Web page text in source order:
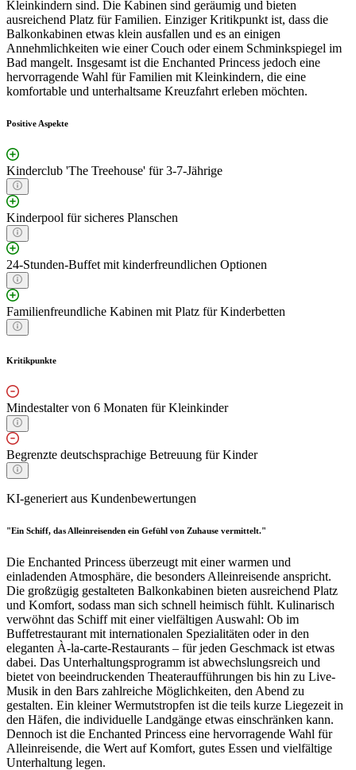
Kleinkindern sind. Die Kabinen sind geräumig und bieten
ausreichend Platz für Familien. Einziger Kritikpunkt ist, dass die
Balkonkabinen etwas klein ausfallen und es an einigen
Annehmlichkeiten wie einer Couch oder einem Schminkspiegel im
Bad mangelt. Insgesamt ist die Enchanted Princess jedoch eine
hervorragende Wahl für Familien mit Kleinkindern, die eine
komfortable und unterhaltsame Kreuzfahrt erleben möchten.
Positive Aspekte
Kinderclub 'The Treehouse' für 3-7-Jährige
Kinderpool für sicheres Planschen
24-Stunden-Buffet mit kinderfreundlichen Optionen
Familienfreundliche Kabinen mit Platz für Kinderbetten
Kritikpunkte
Mindestalter von 6 Monaten für Kleinkinder
Begrenzte deutschsprachige Betreuung für Kinder
KI-generiert aus Kundenbewertungen
"Ein Schiff, das Alleinreisenden ein Gefühl von Zuhause vermittelt."
Die Enchanted Princess überzeugt mit einer warmen und
einladenden Atmosphäre, die besonders Alleinreisende anspricht.
Die großzügig gestalteten Balkonkabinen bieten ausreichend Platz
und Komfort, sodass man sich schnell heimisch fühlt. Kulinarisch
verwöhnt das Schiff mit einer vielfältigen Auswahl: Ob im
Buffetrestaurant mit internationalen Spezialitäten oder in den
eleganten À-la-carte-Restaurants – für jeden Geschmack ist etwas
dabei. Das Unterhaltungsprogramm ist abwechslungsreich und
bietet von beeindruckenden Theateraufführungen bis hin zu Live-
Musik in den Bars zahlreiche Möglichkeiten, den Abend zu
gestalten. Ein kleiner Wermutstropfen ist die teils kurze Liegezeit in
den Häfen, die individuelle Landgänge etwas einschränken kann.
Dennoch ist die Enchanted Princess eine hervorragende Wahl für
Alleinreisende, die Wert auf Komfort, gutes Essen und vielfältige
Unterhaltung legen.